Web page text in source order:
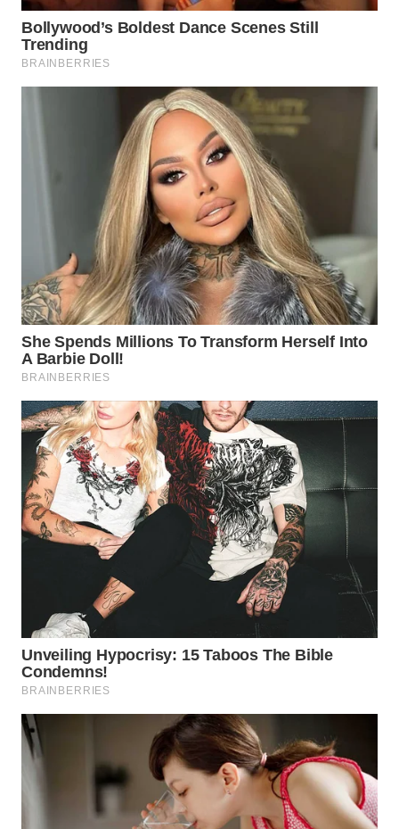
WN DELI
SERDANG
WN
KARAWANG
WN
BEKASI
WN
WN
DEPOK
WN
TAPANULI
UTARA
WN
PADANG
LAWAS
SUMEDANG